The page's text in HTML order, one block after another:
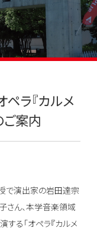
ラ『カルメ
ご案内
授で演出家の岩田達宗
さん、本学音楽領域
る「オペラ『カルメ